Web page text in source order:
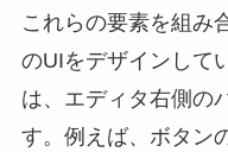
これらの要素を組み
のUIをデザインして
は、エディタ右側の
す。例えば、ボタン